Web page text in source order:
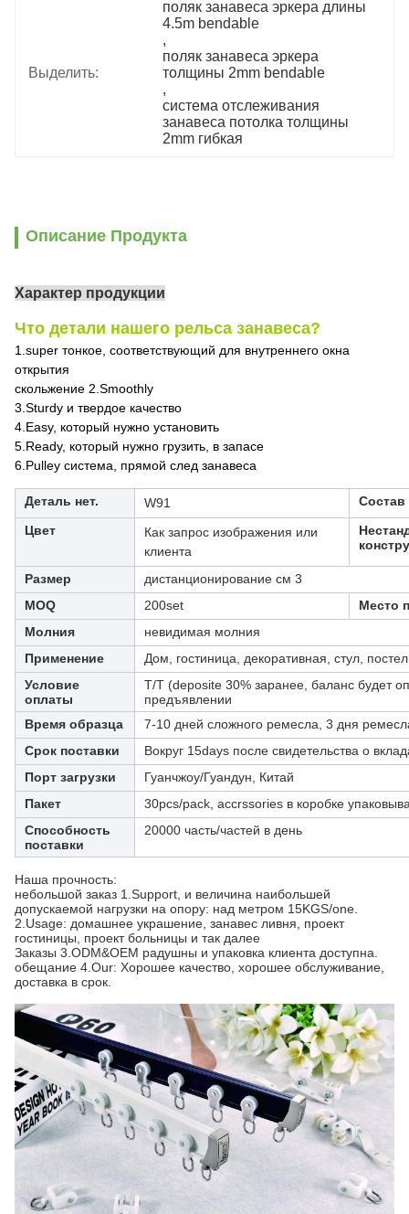
Выделить:
поляк занавеса эркера длины
4.5m bendable
,
поляк занавеса эркера
толщины 2mm bendable
,
система отслеживания
занавеса потолка толщины
2mm гибкая
Описание Продукта
Характер продукции
Что детали нашего рельса занавеса?
1.super тонкое, соответствующий для внутреннего окна
открытия
скольжение 2.Smoothly
3.Sturdy и твердое качество
4.Easy, который нужно установить
5.Ready, который нужно грузить, в запасе
6.Pulley система, прямой след занавеса
Деталь нет. W91
Состав
Цвет
Как запрос изображения или
клиента
Размер
дистанционирование см 3
MOQ
200set
Место
Молния
невидимая молния
Применение
Дом, гостиница, декоративная, стул,
Условие
оплаты
T/T (deposite 30% заранее, баланс будет
предъявлении
Время образца
7-10 дней сложного ремесла, 3 дня
Срок поставки
Вокруг 15days после свидетельства о
Порт загрузки
Гуанчжоу/Гуандун, Китай
Пакет
30pcs/pack, accrssories в коробке
Способность
поставки
20000 часть/частей в день
Наша прочность:
небольшой заказ 1.Support, и величина наибольшей
допускаемой нагрузки на опору: над метром 15KGS/one.
2.Usage: домашнее украшение, занавес ливня, проект
гостиницы, проект больницы и так далее
Заказы 3.ODM&OEM радушны и упаковка клиента доступна.
обещание 4.Our: Хорошее качество, хорошее обслуживание,
доставка в срок.